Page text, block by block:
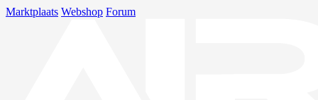
Marktplaats Webshop Forum